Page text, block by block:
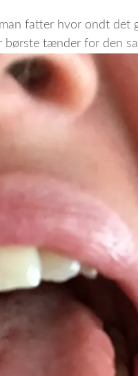
fatter hvor ondt det
børste tænder for den